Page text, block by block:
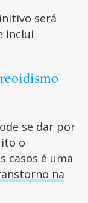
será
inclui
se dar por
o
casos é uma
na